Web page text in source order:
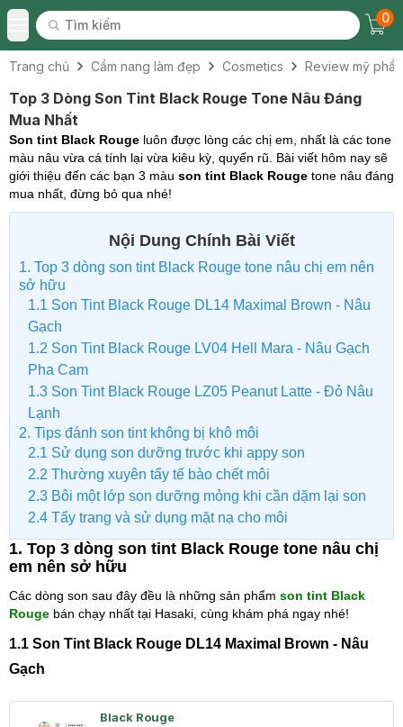
Toggle Menu
Tìm kiếm
Tìm kiếm
0
Trang chủ Cẩm nang làm đẹp Cosmetics Review mỹ
Top 3 Dòng Son Tint Black Rouge Tone Nâu Đáng
Mua Nhất
Son tint Black Rouge luôn được lòng các chị em, nhất là các tone
màu nâu vừa cá tính lại vừa kiêu kỳ, quyến rũ. Bài viết hôm nay sẽ
giới thiệu đến các bạn 3 màu son tint Black Rouge tone nâu đáng
mua nhất, đừng bỏ qua nhé!
Nội Dung Chính Bài Viết
1. Top 3 dòng son tint Black Rouge tone nâu chị em nên
sở hữu
1.1 Son Tint Black Rouge DL14 Maximal Brown - Nâu
Gạch
1.2 Son Tint Black Rouge LV04 Hell Mara - Nâu Gạch
Pha Cam
1.3 Son Tint Black Rouge LZ05 Peanut Latte - Đỏ Nâu
Lạnh
2. Tips đánh son tint không bị khô môi
2.1 Sử dụng son dưỡng trước khi appy son
2.2 Thường xuyên tẩy tế bào chết môi
2.3 Bôi một lớp son dưỡng mỏng khi cần dặm lại son
2.4 Tẩy trang và sử dụng mặt nạ cho môi
1. Top 3 dòng son tint Black Rouge tone nâu chị
em nên sở hữu
Các dòng son sau đây đều là những sản phẩm son tint Black
Rouge bán chạy nhất tại Hasaki, cùng khám phá ngay nhé!
1.1 Son Tint Black Rouge DL14 Maximal Brown - Nâu
Gạch
Black Rouge